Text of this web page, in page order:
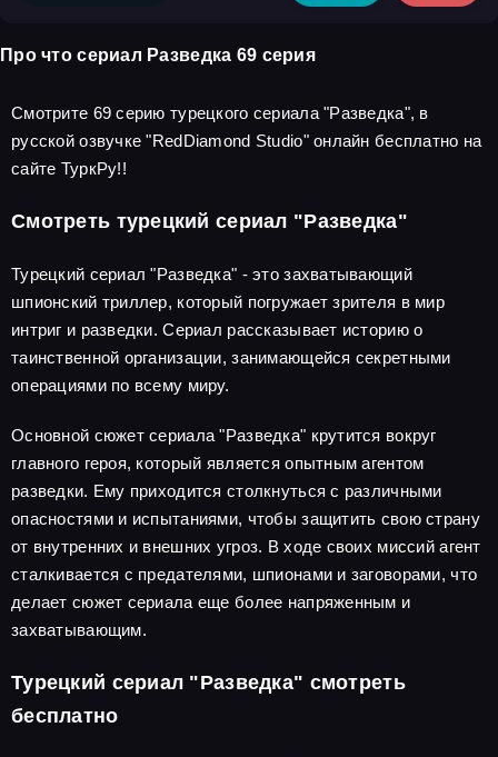
Про что сериал Разведка 69 серия
Смотрите 69 серию турецкого сериала "Разведка", в
русской озвучке "RedDiamond Studio" онлайн бесплатно на
сайте ТуркРу!!
Смотреть турецкий сериал "Разведка"
Турецкий сериал "Разведка" - это захватывающий
шпионский триллер, который погружает зрителя в мир
интриг и разведки. Сериал рассказывает историю о
таинственной организации, занимающейся секретными
операциями по всему миру.
Основной сюжет сериала "Разведка" крутится вокруг
главного героя, который является опытным агентом
разведки. Ему приходится столкнуться с различными
опасностями и испытаниями, чтобы защитить свою страну
от внутренних и внешних угроз. В ходе своих миссий агент
сталкивается с предателями, шпионами и заговорами, что
делает сюжет сериала еще более напряженным и
захватывающим.
Турецкий сериал "Разведка" смотреть
бесплатно